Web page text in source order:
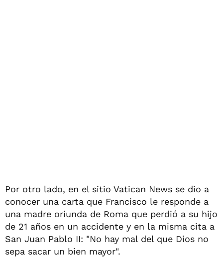
Por otro lado, en el sitio Vatican News se dio a
conocer una carta que Francisco le responde a
una madre oriunda de Roma que perdió a su hijo
de 21 años en un accidente y en la misma cita a
San Juan Pablo II: "No hay mal del que Dios no
sepa sacar un bien mayor".